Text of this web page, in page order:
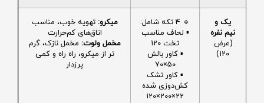
یک و
نیم نفره
(عرض
120)
🔹 4 تکه شامل:
▪️ لحاف مناسب
تخت 120
▪️ کاور بالش
50×70
▪️ کاور تشک
کش‌دوزی شده
22×200×120
میکرو: تهویه خوب، مناسب
اتاق‌های کم‌حرارت
مخمل ولوت: مخمل نازک، گرم
تر از میکرو، راه راه و کمی
پرزدار